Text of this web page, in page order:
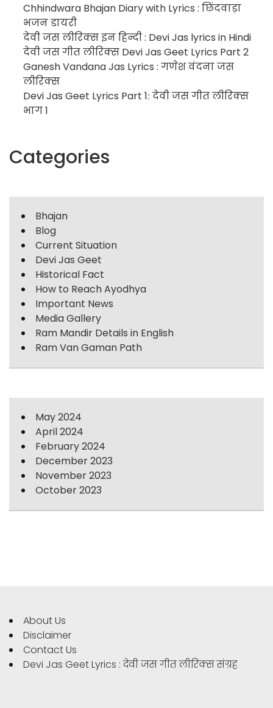
Chhindwara Bhajan Diary with Lyrics : छिंदवाड़ा
भजन डायरी
देवी जस लीरिक्स इन हिन्दी : Devi Jas lyrics in Hindi
देवी जस गीत लीरिक्स Devi Jas Geet Lyrics Part 2
Ganesh Vandana Jas Lyrics : गणेश वंदना जस
लीरिक्स
Devi Jas Geet Lyrics Part 1ː देवी जस गीत लीरिक्स
भाग 1
Categories
Bhajan
Blog
Current Situation
Devi Jas Geet
Historical Fact
How to Reach Ayodhya
Important News
Media Gallery
Ram Mandir Details in English
Ram Van Gaman Path
May 2024
April 2024
February 2024
December 2023
November 2023
October 2023
About Us
Disclaimer
Contact Us
Devi Jas Geet Lyrics : देवी जस गीत लीरिक्स संग्रह